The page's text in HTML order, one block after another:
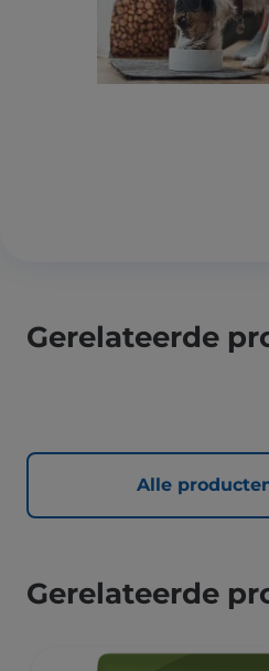
Gerelateerde
Alle
Gerelateerde